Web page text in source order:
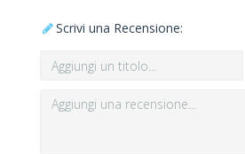
Scrivi una Recensione: